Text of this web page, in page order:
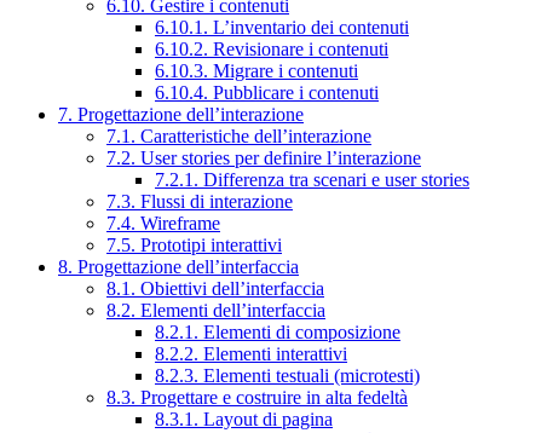
6.10. Gestire i contenuti
6.10.1. L’inventario dei contenuti
6.10.2. Revisionare i contenuti
6.10.3. Migrare i contenuti
6.10.4. Pubblicare i contenuti
7. Progettazione dell’interazione
7.1. Caratteristiche dell’interazione
7.2. User stories per definire l’interazione
7.2.1. Differenza tra scenari e user stories
7.3. Flussi di interazione
7.4. Wireframe
7.5. Prototipi interattivi
8. Progettazione dell’interfaccia
8.1. Obiettivi dell’interfaccia
8.2. Elementi dell’interfaccia
8.2.1. Elementi di composizione
8.2.2. Elementi interattivi
8.2.3. Elementi testuali (microtesti)
8.3. Progettare e costruire in alta fedeltà
8.3.1. Layout di pagina